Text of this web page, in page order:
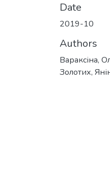
Date
2019-10
Authors
Вараксіна,
Золотих,